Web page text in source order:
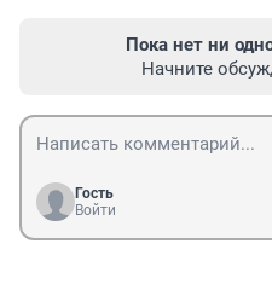
Пока нет ни
Начните
Гость
Войти